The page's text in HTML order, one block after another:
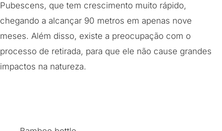
Pubescens, que tem crescimento muito rápido,
chegando a alcançar 90 metros em apenas nove
meses. Além disso, existe a preocupação com o
processo de retirada, para que ele não cause grandes
impactos na natureza.